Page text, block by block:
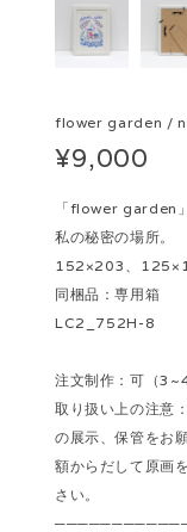
flower garden /
¥9,000
「flower garden」
私の秘密の場所。
152×203、
同梱品：専用箱
LC2_752H-8
注文制作：可（3~4
取り扱い上の注意
の展示、保管をお
額からだして原画
さい。